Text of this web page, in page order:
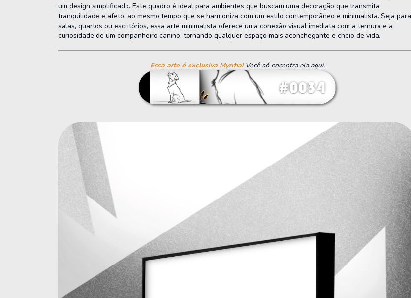
um design simplificado. Este quadro é ideal para ambientes que buscam uma decoração que transmita
tranquilidade e afeto, ao mesmo tempo que se harmoniza com um estilo contemporâneo e minimalista. Seja para
salas, quartos ou escritórios, essa arte minimalista oferece uma conexão visual imediata com a ternura e a
curiosidade de um companheiro canino, tornando qualquer espaço mais aconchegante e cheio de vida.
Essa arte é exclusiva Myrrha!Você só encontra ela aqui.